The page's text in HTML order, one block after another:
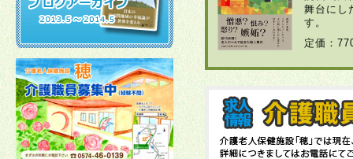
2026年03月30日
2026年03月23日
2026年02月10日
舞台にし
す。
定価：